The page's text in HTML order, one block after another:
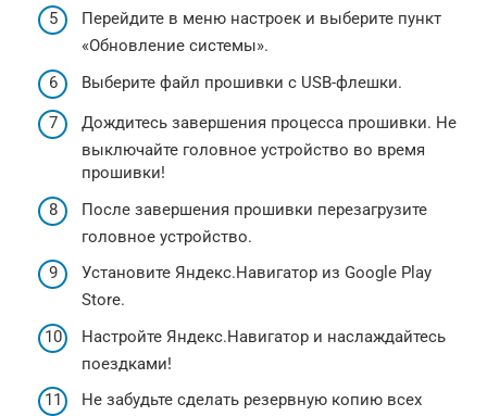
Перейдите в меню настроек и выберите пункт
«Обновление системы».
Выберите файл прошивки с USB-флешки.
Дождитесь завершения процесса прошивки. Не
выключайте головное устройство во время
прошивки!
После завершения прошивки перезагрузите
головное устройство.
Установите Яндекс.Навигатор из Google Play
Store.
Настройте Яндекс.Навигатор и наслаждайтесь
поездками!
Не забудьте сделать резервную копию всех